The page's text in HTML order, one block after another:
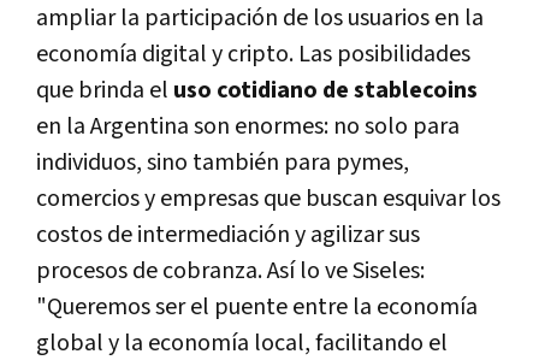
ampliar la participación de los usuarios en la
economía digital y cripto. Las posibilidades
que brinda el uso cotidiano de stablecoins
en la Argentina son enormes: no solo para
individuos, sino también para pymes,
comercios y empresas que buscan esquivar los
costos de intermediación y agilizar sus
procesos de cobranza. Así lo ve Siseles:
"Queremos ser el puente entre la economía
global y la economía local, facilitando el